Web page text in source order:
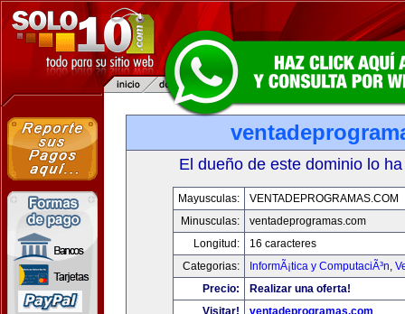
El dueño de este dominio lo
Mayusculas:
VENTADEPROGRAMAS.COM
Minusculas:
ventadeprogramas.com
Longitud:
16 caracteres
Categorias:
InformÃ¡tica y ComputaciÃ³n,
Precio:
Realizar una oferta!
Visitar!
ventadeprogramas.com